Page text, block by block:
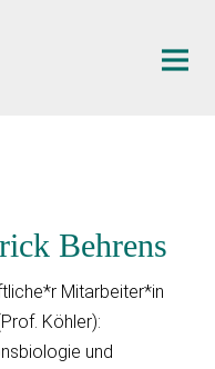
Behrens
Mitarbeiter*in
Köhler):
und